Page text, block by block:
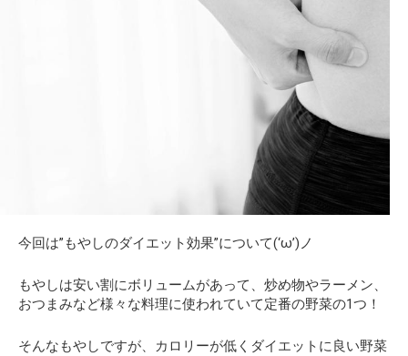
今回は”もやしのダイエット効果”について(‘ω’)ノ
もやしは安い割にボリュームがあって、炒め物やラーメン、
おつまみなど様々な料理に使われていて定番の野菜の1つ！
そんなもやしですが、カロリーが低くダイエットに良い野菜